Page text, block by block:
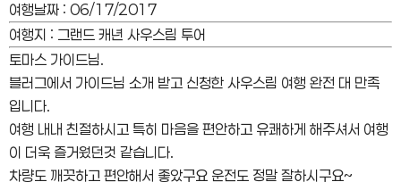
여행날짜 : 06/17/2017
여행지 : 그랜드 캐년 사우스림 투어
토마스 가이드님.
블러그에서 가이드님 소개 받고 신청한 사우스림 여행 완전 대 만족
입니다.
여행 내내 친절하시고 특히 마음을 편안하고 유쾌하게 해주셔서 여행
이 더욱 즐거웠던것 같습니다.
차량도 깨끗하고 편안해서 좋았구요 운전도 정말 잘하시구요~